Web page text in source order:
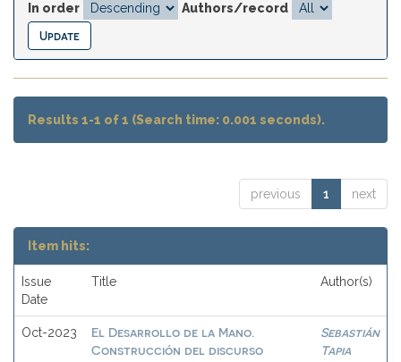
In order
Authors/record
Results 1-1 of 1 (Search time: 0.001 seconds).
previous 1 next
Item hits:
Issue
Date
Title Author(s)
Oct-2023
El Desarrollo de la Mano.
Construcción del discurso
Sebastián
Tapia